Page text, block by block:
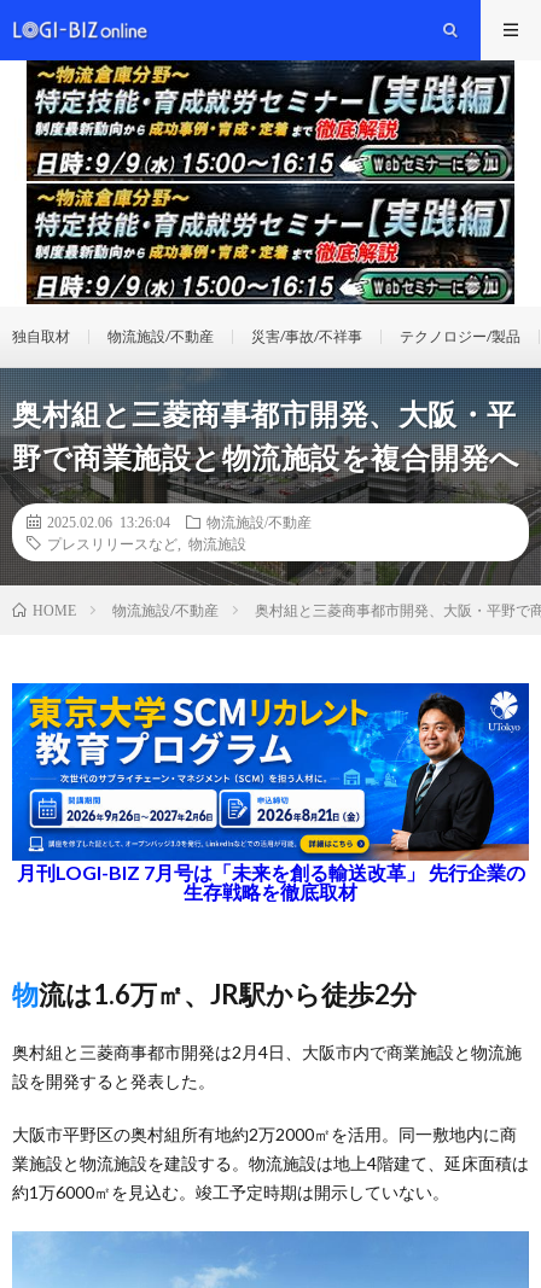
独自取材 物流施設/不動産 災害/事故/不祥事 テクノロジー/製品
奥村組と三菱商事都市開発、大阪・平
野で商業施設と物流施設を複合開発へ
2025.02.06 13:26:04
物流施設/不動産
プレスリリースなど
物流施設
HOME 物流施設/不動産 奥村組と三菱商事都市開発、大阪・平野で
月刊LOGI-BIZ 7月号は「未来を創る輸送改革」 先行企業の
生存戦略を徹底取材
物流は1.6万㎡、JR駅から徒歩2分
奥村組と三菱商事都市開発は2月4日、大阪市内で商業施設と物流施
設を開発すると発表した。
大阪市平野区の奥村組所有地約2万2000㎡を活用。同一敷地内に商
業施設と物流施設を建設する。物流施設は地上4階建て、延床面積は
約1万6000㎡を見込む。竣工予定時期は開示していない。